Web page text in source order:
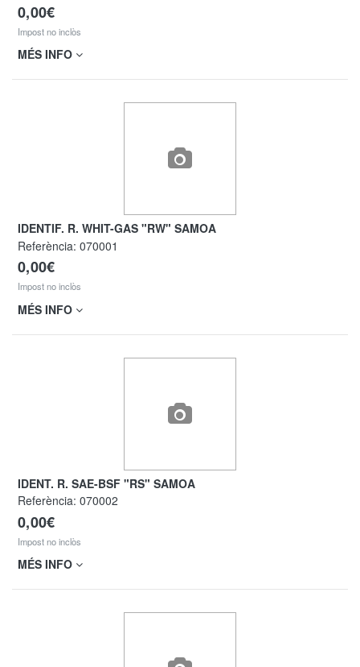
0,00€
Impost no inclòs
MÉS INFO
IDENTIF. R. WHIT-GAS "RW" SAMOA
Referència: 070001
0,00€
Impost no inclòs
MÉS INFO
IDENT. R. SAE-BSF "RS" SAMOA
Referència: 070002
0,00€
Impost no inclòs
MÉS INFO